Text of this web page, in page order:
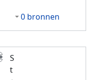
0 bronnen
S
t